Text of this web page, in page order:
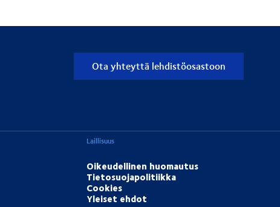
Ota yhteyttä lehdistöosastoon
Laillisuus
Oikeudellinen huomautus
Tietosuojapolitiikka
Cookies
Yleiset ehdot